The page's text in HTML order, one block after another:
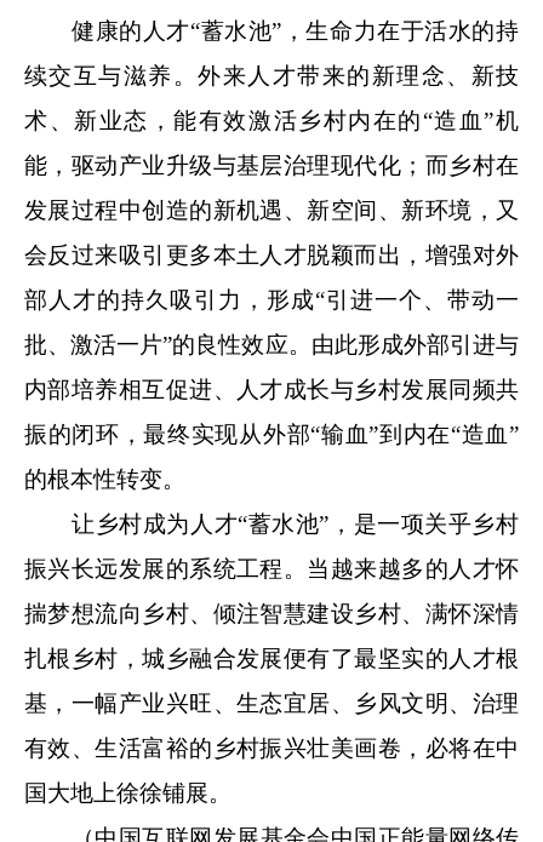
健康的人才“蓄水池”，生命力在于活水的持
续交互与滋养。外来人才带来的新理念、新技
术、新业态，能有效激活乡村内在的“造血”机
能，驱动产业升级与基层治理现代化；而乡村在
发展过程中创造的新机遇、新空间、新环境，又
会反过来吸引更多本土人才脱颖而出，增强对外
部人才的持久吸引力，形成“引进一个、带动一
批、激活一片”的良性效应。由此形成外部引进与
内部培养相互促进、人才成长与乡村发展同频共
振的闭环，最终实现从外部“输血”到内在“造血”
的根本性转变。
让乡村成为人才“蓄水池”，是一项关乎乡村
振兴长远发展的系统工程。当越来越多的人才怀
揣梦想流向乡村、倾注智慧建设乡村、满怀深情
扎根乡村，城乡融合发展便有了最坚实的人才根
基，一幅产业兴旺、生态宜居、乡风文明、治理
有效、生活富裕的乡村振兴壮美画卷，必将在中
国大地上徐徐铺展。